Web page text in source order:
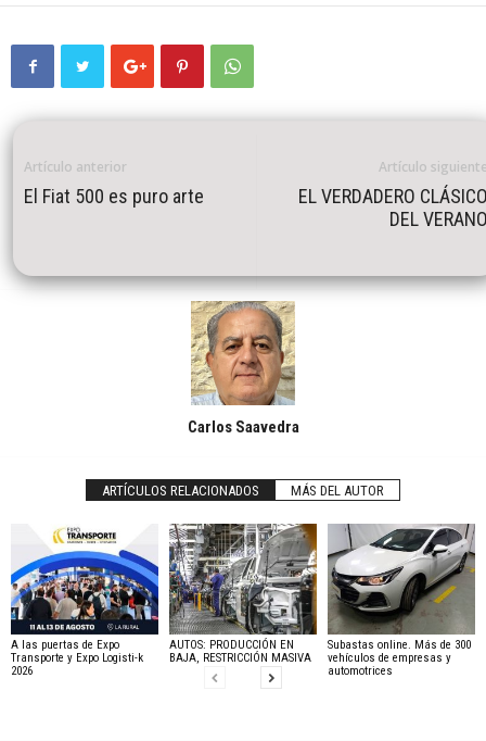
Artículo anterior
El Fiat 500 es puro arte
Artículo
EL VERDADERO
DEL
Carlos Saavedra
ARTÍCULOS RELACIONADOS MÁS DEL AUTOR
A las puertas de Expo
Transporte y Expo Logisti-k
2026
AUTOS: PRODUCCIÓN EN
BAJA, RESTRICCIÓN MASIVA
Subastas online. Más de 300
vehículos de empresas y
automotrices